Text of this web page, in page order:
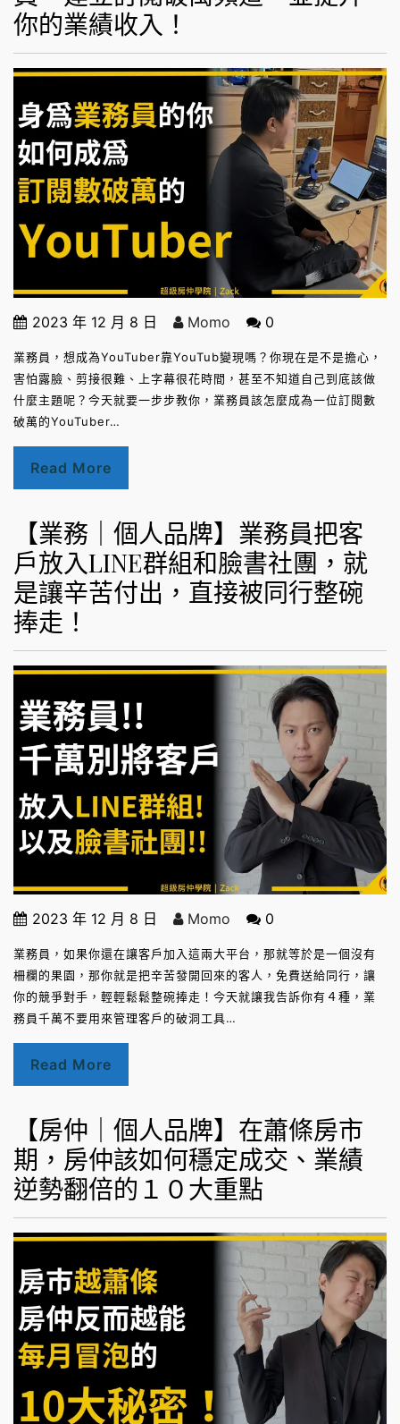
你的業績收入！
2023 年 12 月 8 日 Momo 0
業務員，想成為YouTuber靠YouTub變現嗎？你現在是不是擔心，
害怕露臉、剪接很難、上字幕很花時間，甚至不知道自己到底該做
什麼主題呢？今天就要一步步教你，業務員該怎麼成為一位訂閱數
破萬的YouTuber…
Read More
【業務｜個人品牌】業務員把客
戶放入LINE群組和臉書社團，就
是讓辛苦付出，直接被同行整碗
捧走！
2023 年 12 月 8 日 Momo 0
業務員，如果你還在讓客戶加入這兩大平台，那就等於是一個沒有
柵欄的果園，那你就是把辛苦發開回來的客人，免費送給同行，讓
你的競爭對手，輕輕鬆鬆整碗捧走！今天就讓我告訴你有４種，業
務員千萬不要用來管理客戶的破洞工具…
Read More
【房仲｜個人品牌】在蕭條房市
期，房仲該如何穩定成交、業績
逆勢翻倍的１０大重點